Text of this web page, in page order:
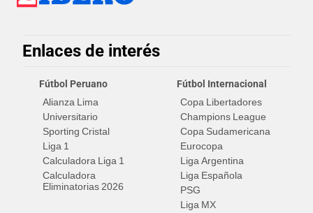
Enlaces de interés
Fútbol Peruano
Alianza Lima
Universitario
Sporting Cristal
Liga 1
Calculadora Liga 1
Calculadora
Eliminatorias 2026
Fútbol Internacional
Copa Libertadores
Champions League
Copa Sudamericana
Eurocopa
Liga Argentina
Liga Española
PSG
Liga MX